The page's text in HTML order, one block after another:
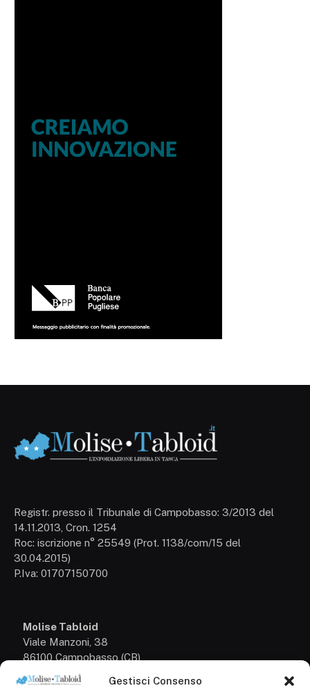
Gestisci Consenso
Registr. presso il Tribunale di Campobasso: 3/2013 del
14.11.2013, Cron. 1254
Roc: iscrizione n° 25549 (Prot. 1138/com/15 del
30.04.2015)
P.Iva: 01707150700
Molise Tabloid
Viale Manzoni, 38
86100 Campobasso (CB)